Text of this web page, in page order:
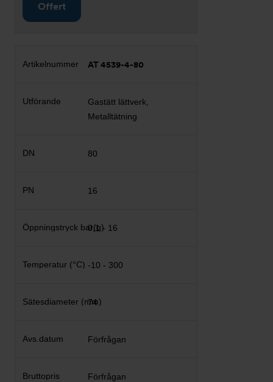
Offert
AT 4539-4-80
Gastätt lättverk,
Metalltätning
80
16
0,1 - 16
-10 - 300
74
Förfrågan
Förfrågan